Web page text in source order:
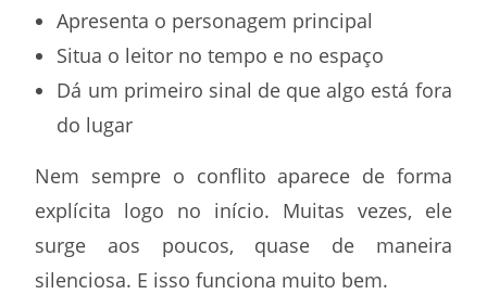
Apresenta o personagem principal
Situa o leitor no tempo e no espaço
Dá um primeiro sinal de que algo está fora
do lugar
Nem sempre o conflito aparece de forma
explícita logo no início. Muitas vezes, ele
surge aos poucos, quase de maneira
silenciosa. E isso funciona muito bem.